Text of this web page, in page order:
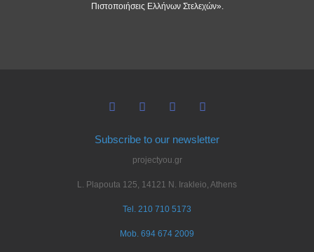
Πιστοποιήσεις Ελλήνων Στελεχών».
Subscribe to our newsletter
projectyou.gr
L. Plapouta 125, 14121 N. Irakleio, Athens
Tel. 210 710 5173
Mob. 694 674 2009